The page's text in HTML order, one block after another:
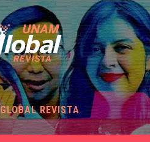
GLOBAL REVISTA